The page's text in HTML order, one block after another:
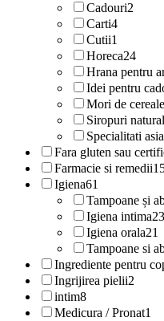
Cadouri2
Carti4
Cutii1
Horeca24
Hrana pentru
Idei pentru
Mori de cereale
Siropuri
Specialitati
Fara gluten sau
Farmacie si remedii
Igiena61
Tampoane și
Igiena intima23
Igiena orala21
Tampoane si
Ingrediente pentru
Ingrijirea pielii2
intim8
Medicura / Pronat1